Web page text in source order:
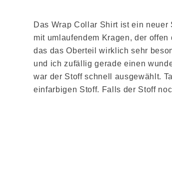
Das Wrap Collar Shirt ist ein
mit umlaufendem Kragen, der
das das Oberteil wirklich sehr
und ich zufällig gerade einen
war der Stoff schnell ausgewählt.
einfarbigen Stoff. Falls der Stoff